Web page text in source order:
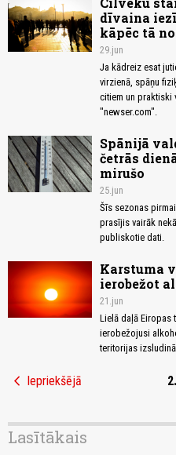
dīvaina
kāpēc tā
29.jun
Ja kādreiz esat
virzienā, spāņu
citiem un praktiski
"newser.com".
Spānijā
četrās
mirušo
25.jun
Šīs sezonas
prasījis vairāk
publiskotie dati.
Karstuma
ierobežot
21.jun
Lielā daļā Eiropas
ierobežojusi
teritorijas
chevron_left Iepriekšējā
Lasītākais